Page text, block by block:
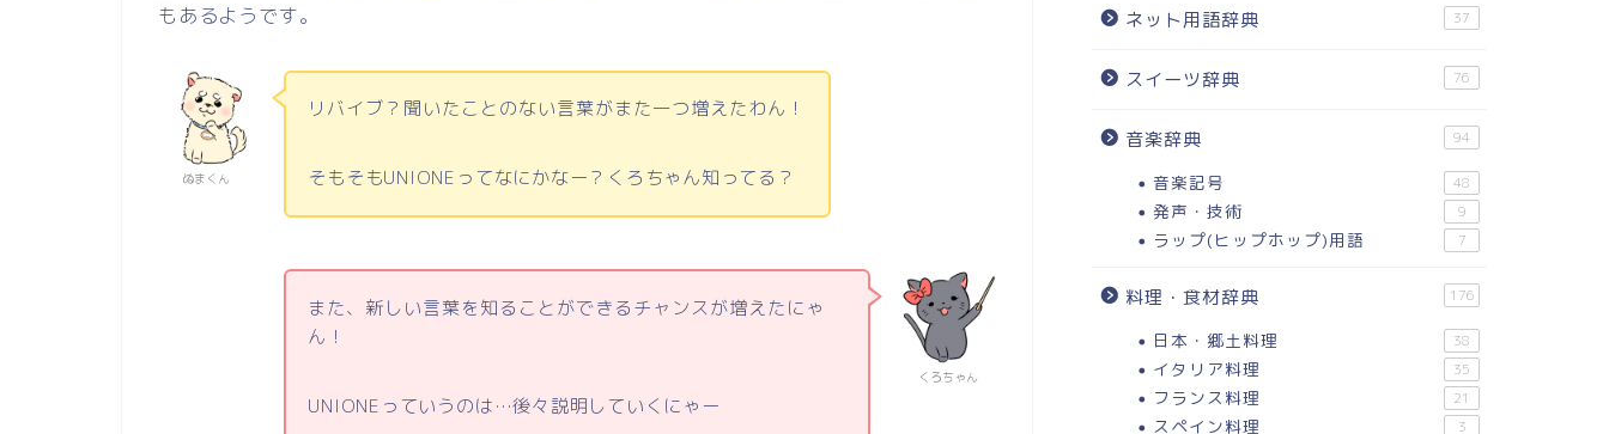
もあるようです。
ぬまくん
リバイブ？聞いたことのない言葉がまた一つ増えたわん！
そもそもUNIONEってなにかなー？くろちゃん知ってる？
くろちゃん
また、新しい言葉を知ることができるチャンスが増えたにゃ
ん！
UNIONEっていうのは…後々説明していくにゃー
ネット用語辞典 37
スイーツ辞典 76
音楽辞典 94
音楽記号 48
発声・技術 9
ラップ(ヒップホップ)用語 7
料理・食材辞典 176
日本・郷土料理 38
イタリア料理 35
フランス料理 21
スペイン料理 3